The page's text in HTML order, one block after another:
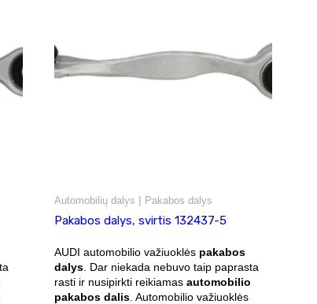
Automobilių dalys | Pakabos dalys
Pakabos dalys, svirtis 132437-5
AUDI automobilio važiuoklės pakabos
dalys. Dar niekada nebuvo taip paprasta
rasti ir nusipirkti reikiamas automobilio
pakabos dalis. Automobilio važiuoklės